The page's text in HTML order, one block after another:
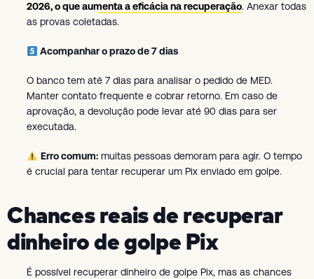
2026, o que aumenta a eficácia na recuperação. Anexar todas
as provas coletadas.
Acompanhar o prazo de 7 dias
O banco tem até 7 dias para analisar o pedido de MED.
Manter contato frequente e cobrar retorno. Em caso de
aprovação, a devolução pode levar até 90 dias para ser
executada.
Erro comum:muitas pessoas demoram para agir. O tempo
é crucial para tentar recuperar um Pix enviado em golpe.
Chances reais de recuperar
dinheiro de golpe Pix
É possível recuperar dinheiro de golpe Pix, mas as chances